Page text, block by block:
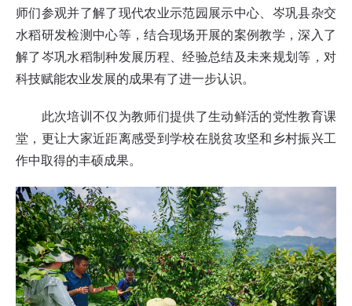
师们参观并了解了现代农业示范园展示中心、岑巩县杂交
水稻研发检测中心等，结合现场开展的案例教学，深入了
解了岑巩水稻制种发展历程、经验总结及未来规划等，对
科技赋能农业发展的成果有了进一步认识。
此次培训不仅为教师们提供了生动鲜活的党性教育课
堂，更让大家近距离感受到学校在脱贫攻坚和乡村振兴工
作中取得的丰硕成果。